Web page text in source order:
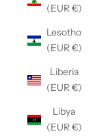
(EUR €)
Lesotho
(EUR €)
Liberia
(EUR €)
Libya
(EUR €)